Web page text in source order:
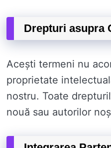
Drepturi asupra
Acești termeni nu
proprietate
nostru. Toate
nouă sau autorilor